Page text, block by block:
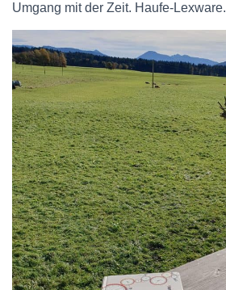
Umgang mit der Zeit. Haufe-Lexware.